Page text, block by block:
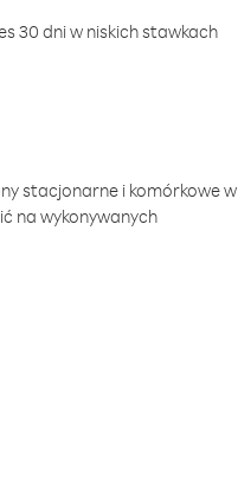
30 dni w niskich stawkach
stacjonarne i komórkowe w
na wykonywanych